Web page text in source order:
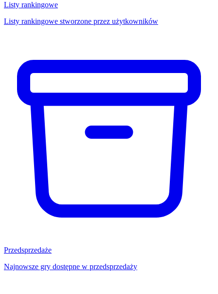
Listy rankingowe
Listy rankingowe stworzone przez użytkowników
Przedsprzedaże
Najnowsze gry dostępne w przedsprzedaży